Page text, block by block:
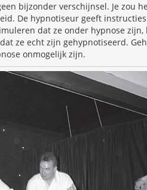
bijzonder verschijnsel. Je zou
De hypnotiseur geeft
dat ze onder hypnose
ze echt zijn gehypnotiseerd.
onmogelijk zijn.